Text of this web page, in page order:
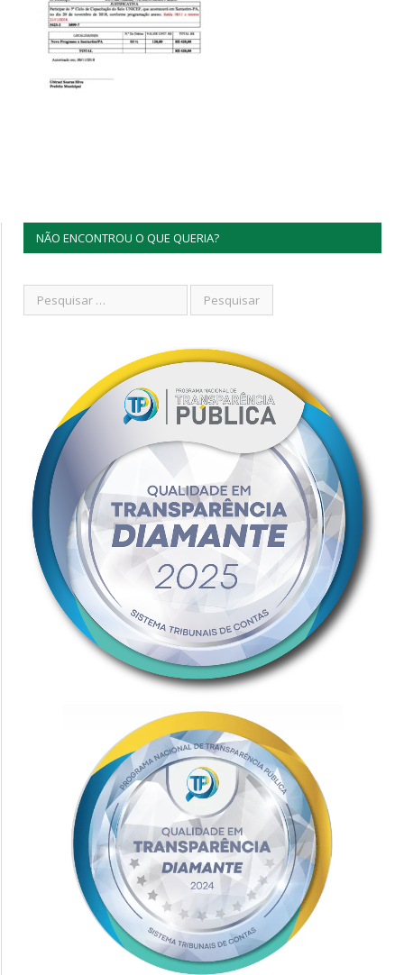
NÃO ENCONTROU O QUE QUERIA?